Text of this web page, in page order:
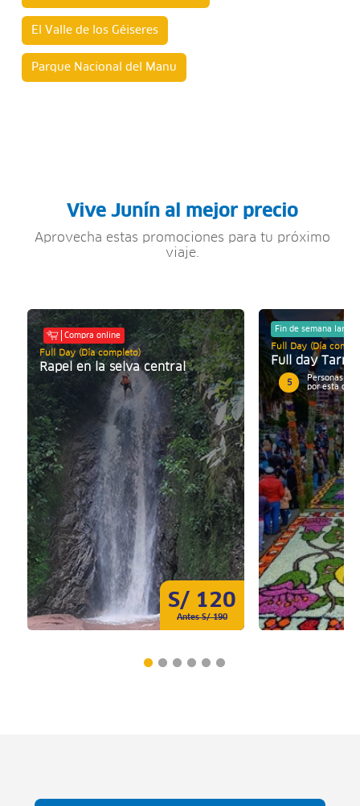
El Valle de los Géiseres
Parque Nacional del Manu
Vive Junín al mejor precio
Aprovecha estas promociones para tu próximo
viaje.
S/ 120
Antes S/ 190
Compra online
Full Day (Día completo)
Rapel en la selva central
Fin de semana largo
Full Day (Día
Full day Tarma
5
Personas
por esta